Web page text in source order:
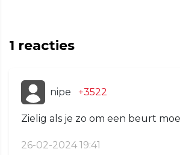
1 reacties
nipe +3522
Zielig als je zo om een beurt
26-02-2024 19:41